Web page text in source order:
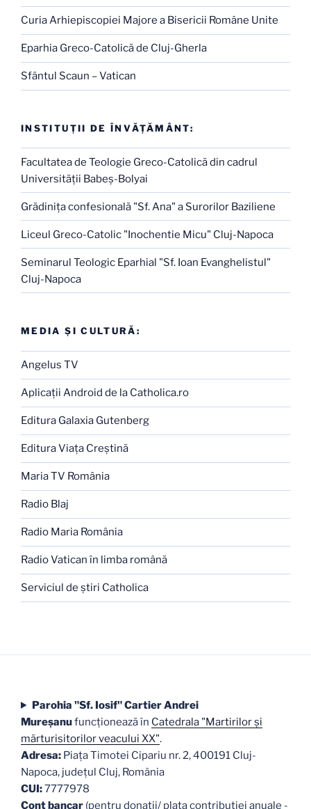
Curia Arhiepiscopiei Majore a Bisericii Române Unite
Eparhia Greco-Catolică de Cluj-Gherla
Sfântul Scaun – Vatican
INSTITUŢII DE ÎNVĂŢĂMÂNT:
Facultatea de Teologie Greco-Catolică din cadrul
Universităţii Babeş-Bolyai
Grădiniţa confesională "Sf. Ana" a Surorilor Baziliene
Liceul Greco-Catolic "Inochentie Micu" Cluj-Napoca
Seminarul Teologic Eparhial "Sf. Ioan Evanghelistul"
Cluj-Napoca
MEDIA ŞI CULTURĂ:
Angelus TV
Aplicaţii Android de la Catholica.ro
Editura Galaxia Gutenberg
Editura Viaţa Creştină
Maria TV România
Radio Blaj
Radio Maria România
Radio Vatican în limba română
Serviciul de ştiri Catholica
Parohia "Sf. Iosif" Cartier Andrei
Mureşanufuncţionează în Catedrala "Martirilor şi
mărturisitorilor veacului XX".
Adresa: Piaţa Timotei Cipariu nr. 2, 400191 Cluj-
Napoca, judeţul Cluj, România
CUI:7777978
Cont bancar (pentru donații/ plata contribuției anuale -